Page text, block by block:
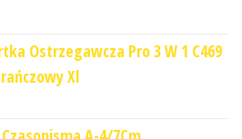
Ostrzegawcza Pro 3 W 1 C469
Xl